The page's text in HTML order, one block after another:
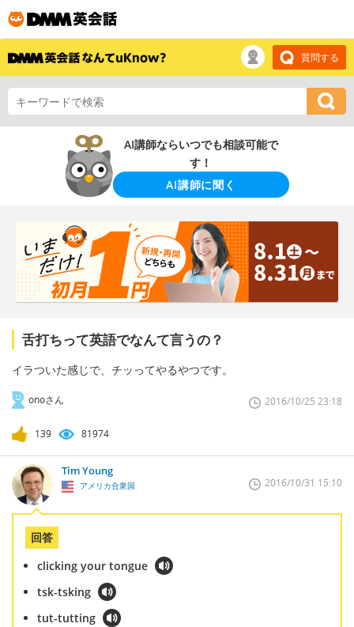
質問する
AI講師ならいつでも相談可能で
す！
AI講師に聞く
舌打ちって英語でなんて言うの？
イラついた感じで、チッってやるやつです。
onoさん 2016/10/25 23:18
139 81974
Tim Young
アメリカ合衆国 2016/10/31 15:10
回答
clicking your tongue
tsk-tsking
tut-tutting